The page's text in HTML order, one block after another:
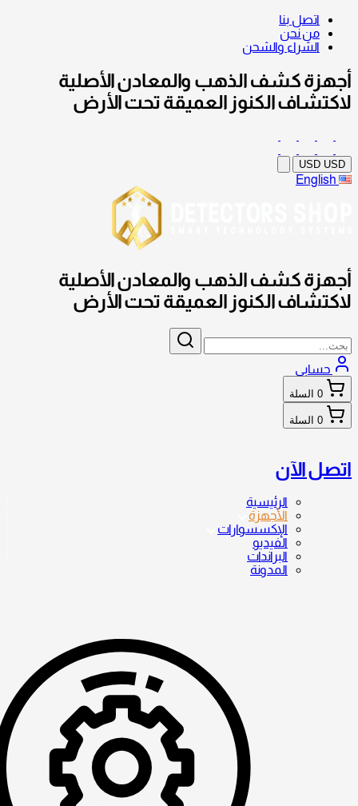
اتصل بنا
من نحن
الشراء والشحن
أجهزة كشف الذهب والمعادن الأصلية
لاكتشاف الكنوز العميقة تحت الأرض
USD USD
English
أجهزة كشف الذهب والمعادن الأصلية
لاكتشاف الكنوز العميقة تحت الأرض
حسابي
0 السلة
0 السلة
اتصل الآن
الرئيسية
الأجهزة
الإكسسوارات
الفيديو
البراندات
المدونة